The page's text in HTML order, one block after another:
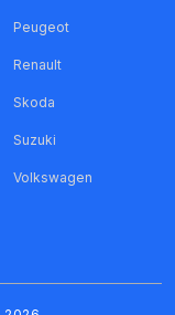
Peugeot
Renault
Skoda
Suzuki
Volkswagen